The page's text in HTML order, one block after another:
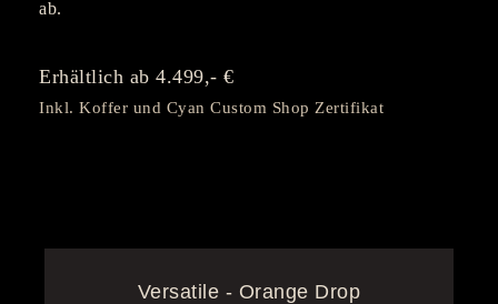
ab.
Erhältlich ab 4.499,- €
Inkl. Koffer und Cyan Custom Shop Zertifikat
Versatile - Orange Drop